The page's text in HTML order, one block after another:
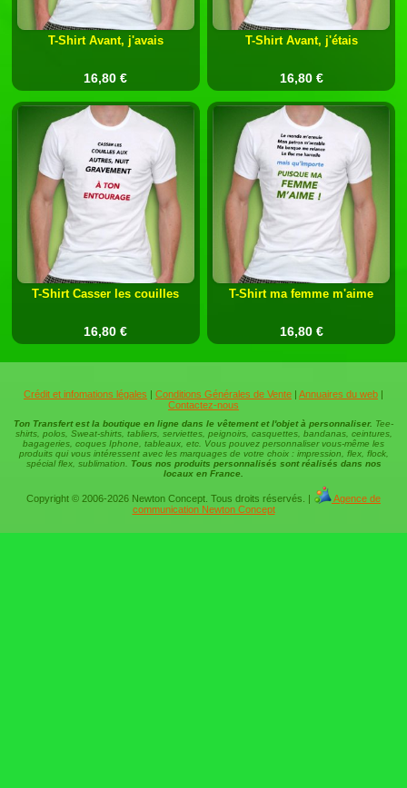
T-Shirt Avant, j'avais
16,80 €
T-Shirt Avant, j'étais
16,80 €
T-Shirt Casser les couilles
16,80 €
T-Shirt ma femme m'aime
16,80 €
Crédit et infomations légales | Conditions Générales de Vente | Annuaires du web |
Contactez-nous
Ton Transfert est la boutique en ligne dans le vêtement et l'objet à personnaliser. Tee-
shirts, polos, Sweat-shirts, tabliers, serviettes, peignoirs, casquettes, bandanas, ceintures,
bagageries, coques Iphone, tableaux, etc. Vous pouvez personnaliser vous-même les
produits qui vous intéressent avec les marquages de votre choix : impression, flex, flock,
spécial flex, sublimation.
Tous nos produits personnalisés sont réalisés dans nos
locaux en France.
Copyright © 2006-2026 Newton Concept. Tous droits réservés. |
Agence de
communication Newton Concept